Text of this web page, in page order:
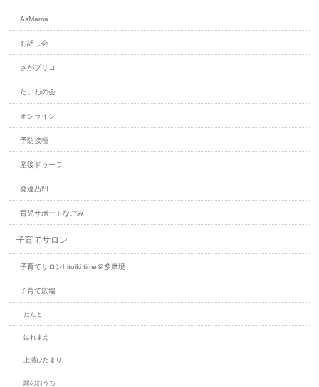
AsMa​ma
お話し会
さがプリコ
たいわの会
オンライン
予防接種
産後ドゥーラ
発達凸凹
育児サポートなごみ
子育てサロン
子育てサロンhitoiki time＠多摩境
子育て広場
たんと
はれまえ
上溝ひだまり
緑のおうち